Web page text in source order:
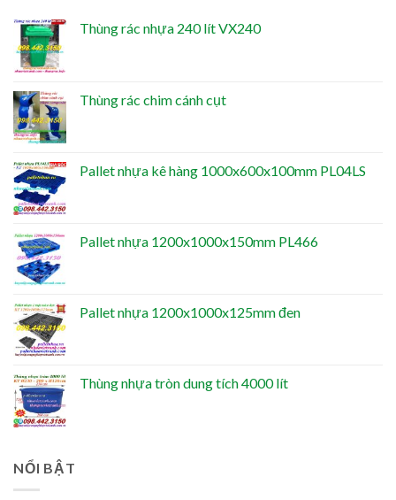
Thùng rác nhựa 240 lít VX240
Thùng rác chim cánh cụt
Pallet nhựa kê hàng 1000x600x100mm PL04LS
Pallet nhựa 1200x1000x150mm PL466
Pallet nhựa 1200x1000x125mm đen
Thùng nhựa tròn dung tích 4000 lít
NỔI BẬT